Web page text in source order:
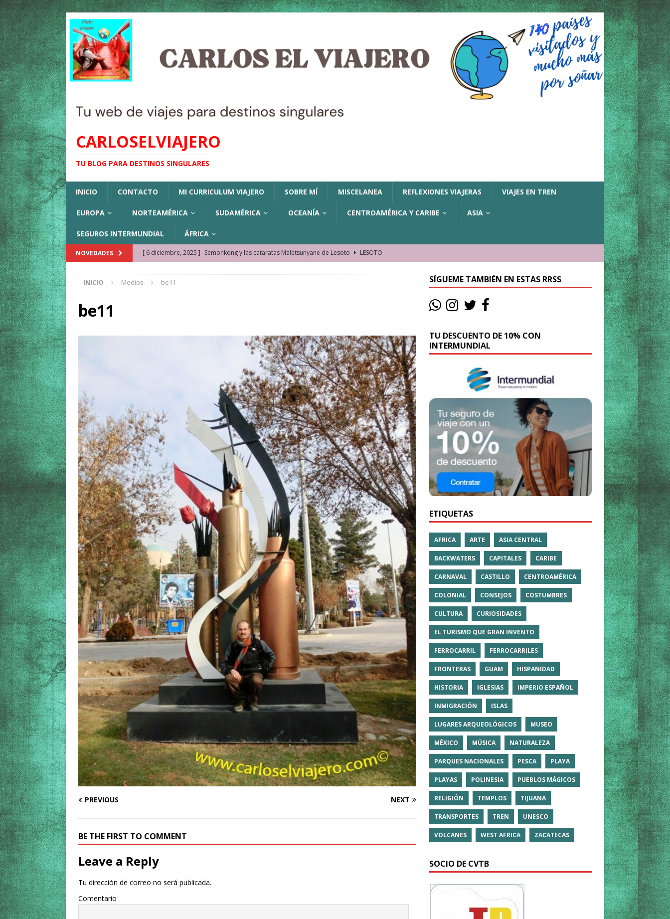
CARLOSELVIAJERO
TU BLOG PARA DESTINOS SINGULARES
INICIO CONTACTO MI CURRICULUM VIAJERO SOBRE MÍ MISCELANEA REFLEXIONES VIAJERAS VIAJES EN TREN
EUROPA NORTEAMÉRICA SUDAMÉRICA OCEANÍA CENTROAMÉRICA Y CARIBE ASIA
SEGUROS INTERMUNDIAL ÁFRICA
NOVEDADES [ 6 diciembre, 2025 ] Semonkong y las cataratas Maletsunyane de Lesoto
LESOTO
KAZAJISTÁN
[ 9 octubre, 2025 ] JAMAICA. La historia de la misteriosa avioneta de la playa
JAMAICA
Cómo moverse en Seychelles de manera sostenible
SEYCHELLES
Qué ver en Manama. La capital de Baréin
BARÉIN
Ela Nguema. El barrio más castizo de Malabo GUINEA ECUATORIAL
INICIO Medios be11
be11
PREVIOUS NEXT
BE THE FIRST TO COMMENT
Leave a Reply
Tu dirección de correo no será publicada.
Comentario
SÍGUEME TAMBIÉN EN ESTAS RRSS
TU DESCUENTO DE 10% CON
INTERMUNDIAL
ETIQUETAS
AFRICA ARTE ASIA CENTRAL
BACKWATERS CAPITALES CARIBE
CARNAVAL CASTILLO CENTROAMÉRICA
COLONIAL CONSEJOS COSTUMBRES
CULTURA CURIOSIDADES
EL TURISMO QUE GRAN INVENTO
FERROCARRIL FERROCARRILES
FRONTERAS GUAM HISPANIDAD
HISTORIA IGLESIAS IMPERIO ESPAÑOL
INMIGRACIÓN ISLAS
LUGARES ARQUEOLÓGICOS MUSEO
MÉXICO MÚSICA NATURALEZA
PARQUES NACIONALES PESCA PLAYA
PLAYAS POLINESIA PUEBLOS MÁGICOS
RELIGIÓN TEMPLOS TIJUANA
TRANSPORTES TREN UNESCO
VOLCANES WEST AFRICA ZACATECAS
SOCIO DE CVTB